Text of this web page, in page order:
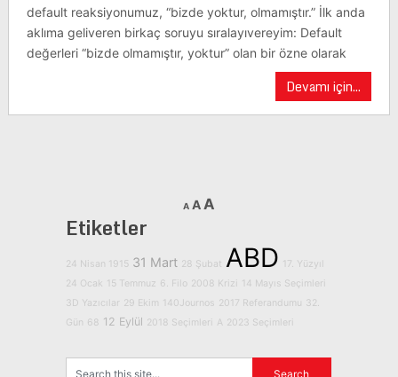
default reaksiyonumuz, “bizde yoktur, olmamıştır.” İlk anda
aklıma geliveren birkaç soruyu sıralayıvereyim: Default
değerleri “bizde olmamıştır, yoktur” olan bir özne olarak
Devamı için...
A AA
Etiketler
24 Nisan 1915 31 Mart 28 Şubat ABD 17. Yüzyıl
24 Ocak 15 Temmuz 6. Filo 2008 Krizi
14 Mayıs Seçimleri
3D Yazıcılar 29 Ekim 140Journos 2017 Referandumu 32.
Gün 68 12 Eylül 2018 Seçimleri A 2023 Seçimleri